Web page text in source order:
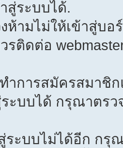
สู่ระบบได้.
ามไม่ให้เข้าสู่บอ
ติดต่อ
การสมัครสมาชิ
ะบบได้ กรุณาตรว
ระบบไม่ได้อีก กรุ